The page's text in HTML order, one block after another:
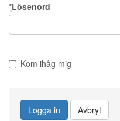
*Lösenord
Kom ihåg mig
Logga in Avbryt